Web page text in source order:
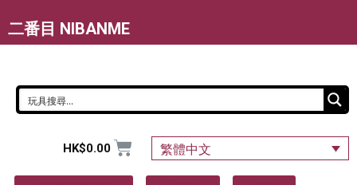
二番目 NIBANME
HK$0.00 繁體中文